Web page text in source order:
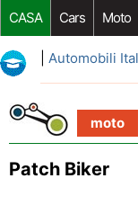
CASA Cars Moto
Riparazione Auto
Automobili
moto
Patch Biker